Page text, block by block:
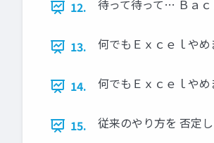
12. 待って待って… Ｂａ
13. 何でもＥｘｃｅｌやめ
14. 何でもＥｘｃｅｌやめ
15. 従来のやり方を 否定